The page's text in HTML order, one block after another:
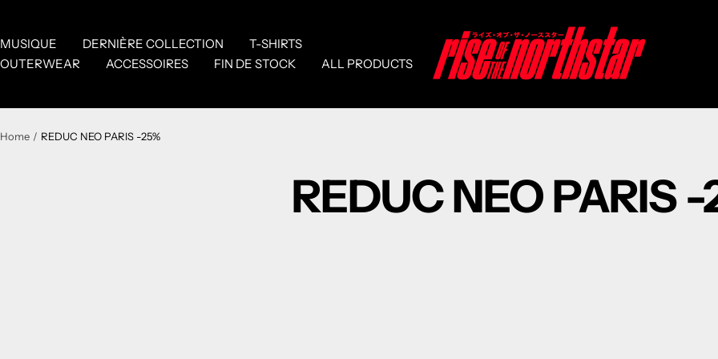
content
MUSIQUE DERNIÈRE COLLECTION
T-SHIRTS
OUTERWEAR
ACCESSOIRES FIN DE STOCK ALL PRODUCTS
the
Home REDUC NEO PARIS -25%
REDUC NEO PARIS -